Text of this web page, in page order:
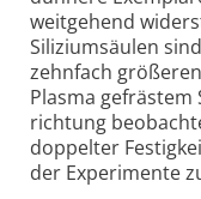
weitgehend
Silizium­säulen
zehnfach
Plasma
richtung
doppelter
der Experimente